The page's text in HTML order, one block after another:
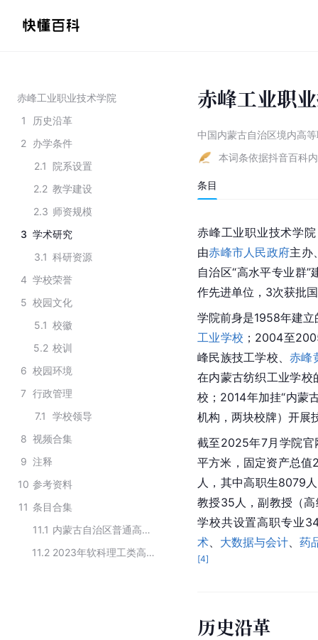
赤峰工业职业技术学院
1
历史沿革
2 办学条件
2.1 院系设置
2.2 教学建设
2.3 师资规模
3 学术研究
3.1 科研资源
4 学校荣誉
5 校园文化
5.1 校徽
5.2 校训
6 校园环境
7 行政管理
7.1
学校领导
8 视频合集
9 注释
10 参考资料
11 条目合集
11.1
内蒙古自治区普通高等院校
11.2
2023年软科理工类高职院校排名（内蒙古）
赤峰工业职
中国内蒙古自治区境内高
本词条依据抖音百科
条目
赤峰工业职业技术学
由赤峰市人民政府主办
自治区“高水平专业群
作先进单位，3次获批
学院前身是1958年建
工业学校 ；2004至
峰民族技工学校、 赤峰
在内蒙古纺织工业学校
校；2014年加挂“内蒙
机构，两块校牌）开展
截至2025年7月学院官
平方米，固定资产总
人，其中高职生8079
教授35人，副教授（
学校共设置高职专业
术
大数据与会计 药
[4]
历史沿革